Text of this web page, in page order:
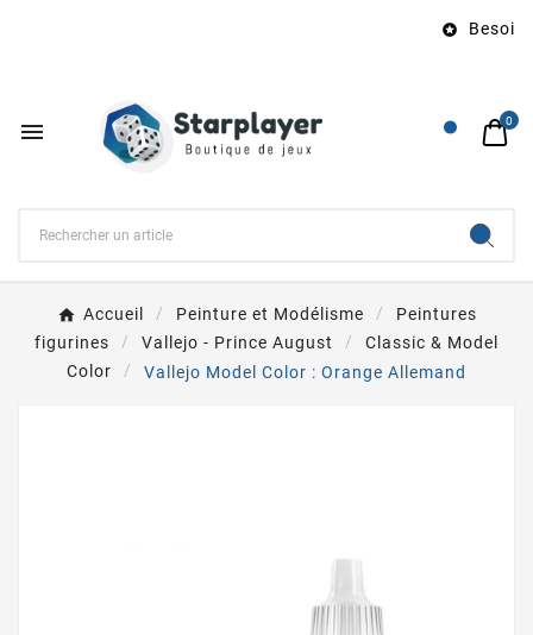
 Besoin
 0
Accueil Peinture et Modélisme
Peintures
figurines
Vallejo - Prince August
Classic & Model
Color
Vallejo Model Color : Orange Allemand